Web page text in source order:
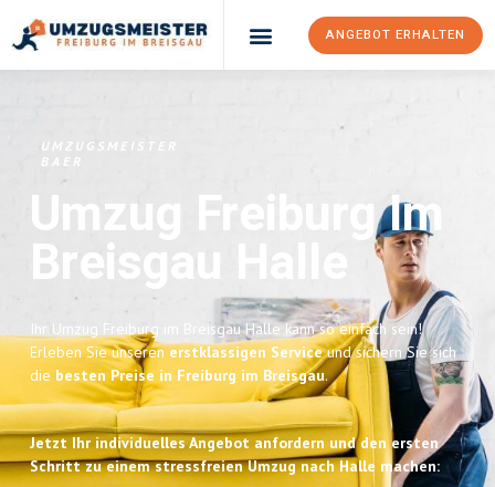
ANGEBOT ERHALTEN
UMZUGSMEISTER
BAER
Umzug Freiburg Im
Breisgau Halle
Ihr Umzug Freiburg im Breisgau Halle kann so einfach sein!
Erleben Sie unserenerstklassigen Serviceund sichern Sie sich
die besten Preise in Freiburg im Breisgau.
Jetzt Ihr individuelles Angebot anfordern und den ersten
Schritt zu einem stressfreien Umzug nach Halle machen: